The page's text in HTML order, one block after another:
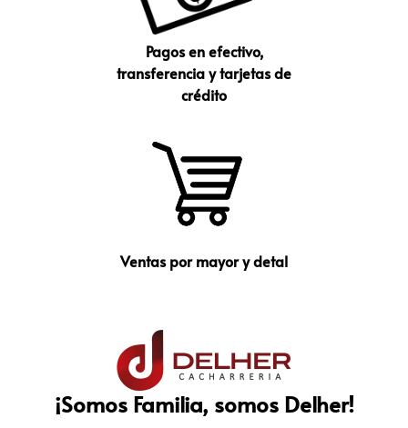
Pagos en efectivo,
transferencia y tarjetas de
crédito
Ventas por mayor y detal
¡Somos Familia, somos Delher!